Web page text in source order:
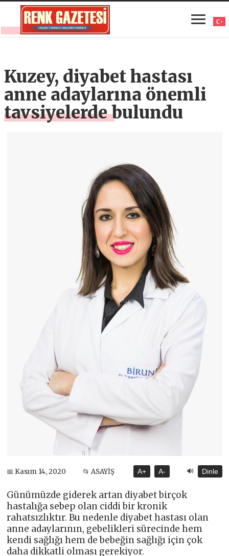
Kuzey, diyabet hastası
anne adaylarına önemli
tavsiyelerde bulundu
📅 Kasım 14, 2020 📂 ASAYİŞ A+ A- 🔊 Dinle
Günümüzde giderek artan diyabet birçok
hastalığa sebep olan ciddi bir kronik
rahatsızlıktır. Bu nedenle diyabet hastası olan
anne adaylarının, gebelikleri sürecinde hem
kendi sağlığı hem de bebeğin sağlığı için çok
daha dikkatli olması gerekiyor.